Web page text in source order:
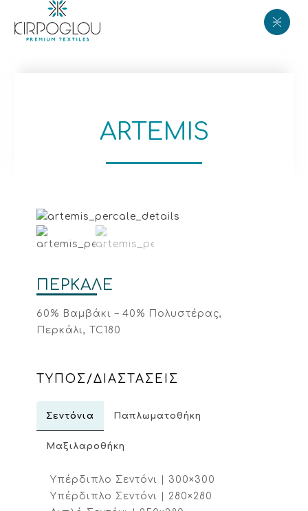
ARTEMIS
ΠΕΡΚΑΛΕ
60% Βαμβάκι – 40% Πολυστέρας,
Περκάλι, TC180
ΤΥΠΟΣ/ΔΙΑΣΤΑΣΕΙΣ
Σεντόνια Παπλωματοθήκη
Μαξιλαροθήκη
Υπέρδιπλο Σεντόνι | 300×300
Υπέρδιπλο Σεντόνι | 280×280